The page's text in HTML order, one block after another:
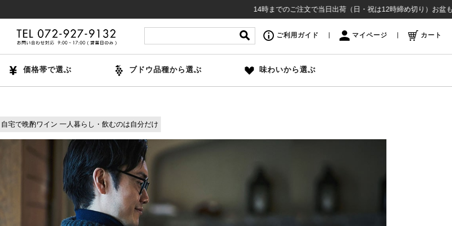
14時までのご注文で当日出荷（日・祝は12時締め切り）お盆も通常
ご利用ガイド マイページ カート
価格帯で選ぶ ブドウ品種から選ぶ 味わいから選ぶ
自宅で晩酌ワイン 一人暮らし・飲むのは自分だけ